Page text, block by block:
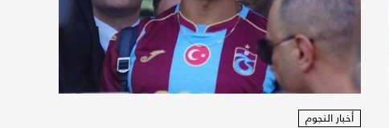
أخبار النجوم